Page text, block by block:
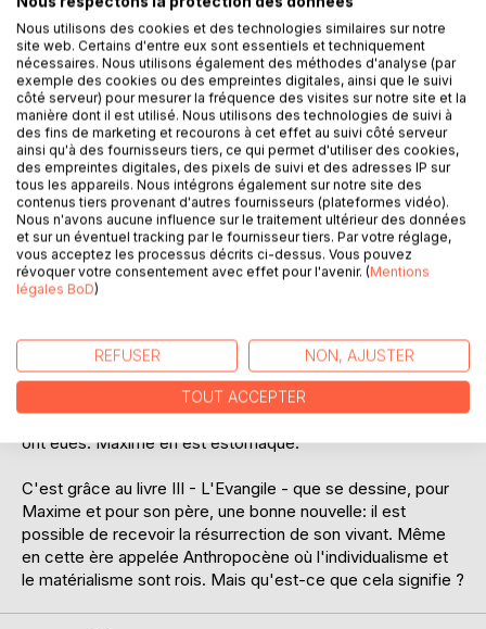
DESCRIPTION
Maxime rejoint la maison familiale en Sarthe, où un
manuscrit l'attend: 'l'Evangile selon ton père'.
Il y découvre dans un premier temps les récits
communauté, tel ou tel super-organisme.
Puis, en livre II - les Chroniques - son père lui dévoile le
récit de ses propres vies antérieures, et le sens qu'elles
ont eues. Maxime en est estomaqué.
C'est grâce au livre III - L'Evangile - que se dessine, pour
Maxime et pour son père, une bonne nouvelle: il est
possible de recevoir la résurrection de son vivant. Même
en cette ère appelée Anthropocène où l'individualisme et
le matérialisme sont rois. Mais qu'est-ce que cela signifie ?
Nous utilisons des cookies et des technologies similaires sur notre
site web. Certains d'entre eux sont essentiels et techniquement
nécessaires. Nous utilisons également des méthodes d'analyse (par
exemple des cookies ou des empreintes digitales, ainsi que le suivi
côté serveur) pour mesurer la fréquence des visites sur notre site et la
manière dont il est utilisé. Nous utilisons des technologies de suivi à
des fins de marketing et recourons à cet effet au suivi côté serveur
ainsi qu'à des fournisseurs tiers, ce qui permet d'utiliser des cookies,
des empreintes digitales, des pixels de suivi et des adresses IP sur
tous les appareils. Nous intégrons également sur notre site des
contenus tiers provenant d'autres fournisseurs (plateformes vidéo).
Nous n'avons aucune influence sur le traitement ultérieur des données
et sur un éventuel tracking par le fournisseur tiers. Par votre réglage,
vous acceptez les processus décrits ci-dessus. Vous pouvez
révoquer votre consentement avec effet pour l'avenir. (Mentions
légales BoD)
REFUSER NON, AJUSTER
TOUT ACCEPTER